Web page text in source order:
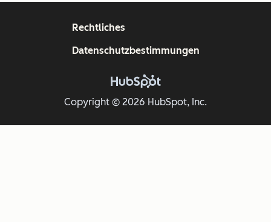
Copyright © 2026 HubSpot, Inc.
Rechtliches
Datenschutzbestimmungen